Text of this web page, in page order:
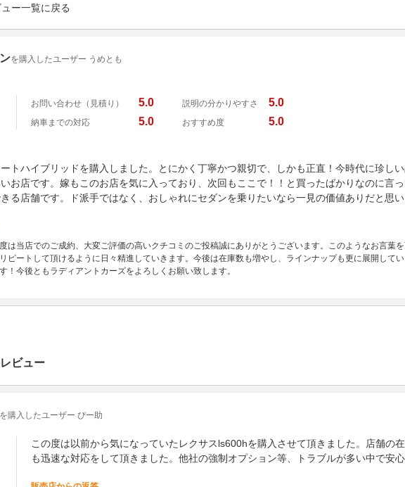
ー一覧に戻る
を購入したユーザー うめとも
お問い合わせ（見積り） 5.0 説明の分かりやすさ 5.0
納車までの対応 5.0 おすすめ度 5.0
トハイブリッドを購入しました。とにかく丁寧かつ親切で、しかも正直！今時代に珍し
お店です。嫁もこのお店を気に入っており、次回もここで！！と買ったばかりなのに言
る店舗です。ド派手ではなく、おしゃれにセダンを乗りたいなら一見の価値ありだと思い
は当店でのご成約、大変ご評価の高いクチコミのご投稿誠にありがとうございます。このようなお言葉
ピートして頂けるように日々精進していきます。今後は在庫数も増やし、ラインナップも更に展開して
！今後ともラディアントカーズをよろしくお願い致します。
ビュー
を購入したユーザー ぴー助
この度は以前から気になっていたレクサスls600hを購入させて頂きました。店舗の
も迅速な対応をして頂きました。他社の強制オプション等、トラブルが多い中で安